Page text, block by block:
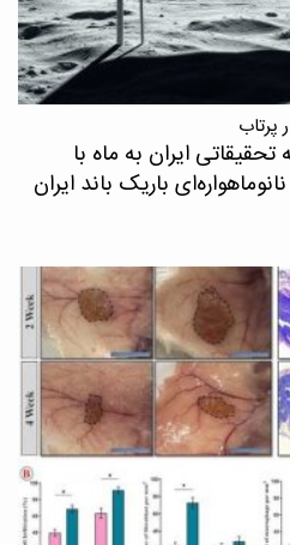
پرتاب
ایران به ماه با
باریک باند ایران